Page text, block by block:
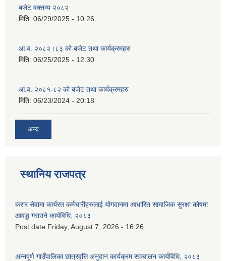
बजेट वक्तव्य २०८२
मिति: 06/29/2025 - 10:26
आ.व. २०८२।८३ को बजेट तथा कार्यक्रमहरु
मिति: 06/25/2025 - 12:30
आ.व. २०८१-८२ को बजेट तथा कार्यक्रमहरु
मिति: 06/23/2024 - 20:18
अन्य
स्थानिय राजपत्र
करार सेवामा कार्यरत कर्मचारीहरुलाई योगदानमा आधारित सामाजिक सुरक्षा कोषमा
आवद्ध गराउने कार्यविधि, २०८३
Post date Friday, August 7, 2026 - 16:26
अन्नपूर्ण गाउँपालिका छात्रवृत्ति अनुदान कार्यक्रम सञ्चालन कार्यविधि, २०८३